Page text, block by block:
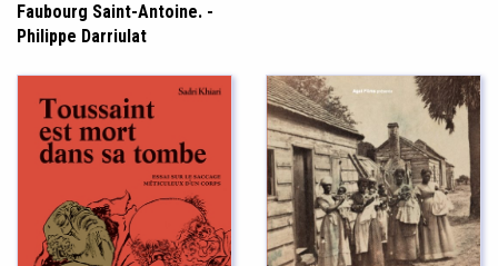
Faubourg Saint-Antoine. -
Philippe Darriulat